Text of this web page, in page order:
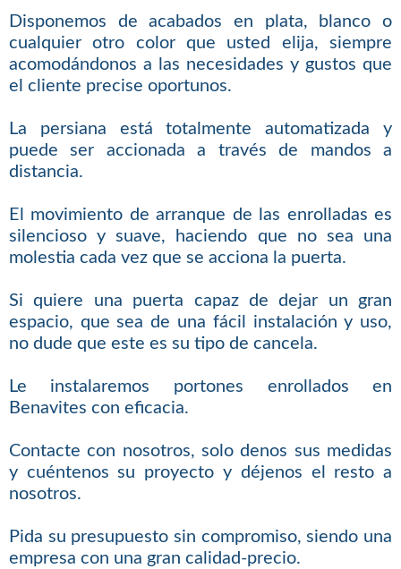
Disponemos de acabados en plata, blanco o
cualquier otro color que usted elija, siempre
acomodándonos a las necesidades y gustos que
el cliente precise oportunos.
La persiana está totalmente automatizada y
puede ser accionada a través de mandos a
distancia.
El movimiento de arranque de las enrolladas es
silencioso y suave, haciendo que no sea una
molestia cada vez que se acciona la puerta.
Si quiere una puerta capaz de dejar un gran
espacio, que sea de una fácil instalación y uso,
no dude que este es su tipo de cancela.
Le instalaremos portones enrollados en
Benavites con eficacia.
Contacte con nosotros, solo denos sus medidas
y cuéntenos su proyecto y déjenos el resto a
nosotros.
Pida su presupuesto sin compromiso, siendo una
empresa con una gran calidad-precio.